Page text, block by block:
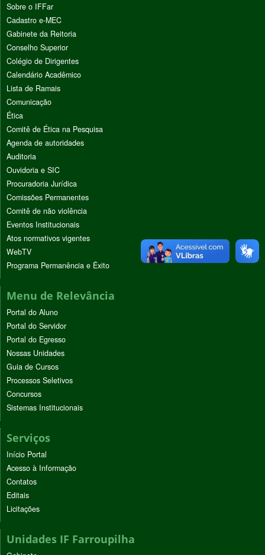
Sobre o IFFar
Cadastro e-MEC
Gabinete da Reitoria
Conselho Superior
Colégio de Dirigentes
Calendário Acadêmico
Lista de Ramais
Comunicação
Ética
Comitê de Ética na Pesquisa
Agenda de autoridades
Auditoria
Ouvidoria e SIC
Procuradoria Jurídica
Comissões Permanentes
Comitê de não violência
Eventos Institucionais
Atos normativos vigentes
WebTV
Programa Permanência e Êxito
Menu de Relevância
Portal do Aluno
Portal do Servidor
Portal do Egresso
Nossas Unidades
Guia de Cursos
Processos Seletivos
Concursos
Sistemas Institucionais
Serviços
Início Portal
Acesso à Informação
Contatos
Editais
Licitações
Unidades IF Farroupilha